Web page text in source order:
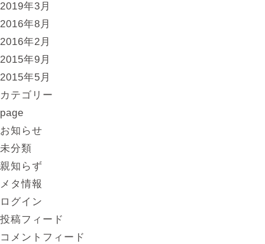
2019年3月
2016年8月
2016年2月
2015年9月
2015年5月
カテゴリー
page
お知らせ
未分類
親知らず
メタ情報
ログイン
投稿フィード
コメントフィード